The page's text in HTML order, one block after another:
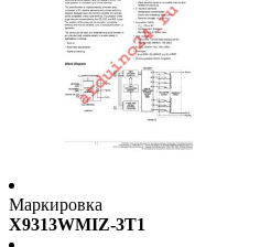
Маркировка
X9313WMIZ-3T1